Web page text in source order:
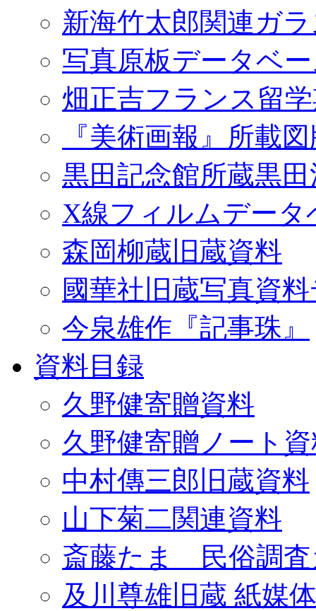
新海竹太郎関連ガ
写真原板データベ
畑正吉フランス留
『美術画報』所載
黒田記念館所蔵黒
X線フィルムデータ
森岡柳蔵旧蔵資料
國華社旧蔵写真資
今泉雄作『記事珠』
資料目録
久野健寄贈資料
久野健寄贈ノート
中村傳三郎旧蔵資料
山下菊二関連資料
斎藤たま 民俗調査
及川尊雄旧蔵 紙媒